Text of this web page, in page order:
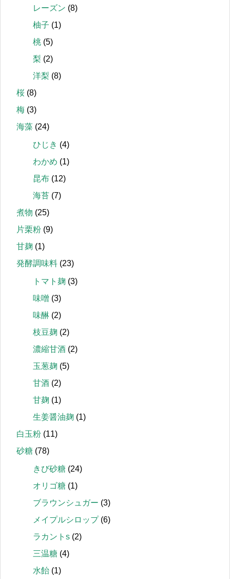
レーズン (8)
柚子 (1)
桃 (5)
梨 (2)
洋梨 (8)
桜 (8)
梅 (3)
海藻 (24)
ひじき (4)
わかめ (1)
昆布 (12)
海苔 (7)
煮物 (25)
片栗粉 (9)
甘麹 (1)
発酵調味料 (23)
トマト麹 (3)
味噌 (3)
味醂 (2)
枝豆麹 (2)
濃縮甘酒 (2)
玉葱麹 (5)
甘酒 (2)
甘麹 (1)
生姜醤油麹 (1)
白玉粉 (11)
砂糖 (78)
きび砂糖 (24)
オリゴ糖 (1)
ブラウンシュガー (3)
メイプルシロップ(6)
ラカントs (2)
三温糖 (4)
水飴 (1)